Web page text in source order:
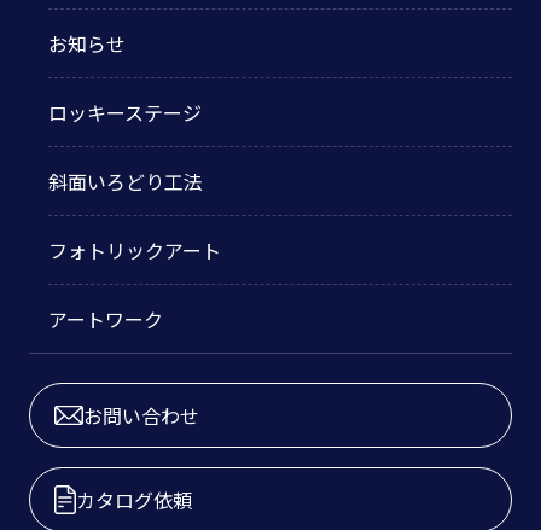
お知らせ
ロッキーステージ
斜面いろどり工法
フォトリックアート
アートワーク
お問い合わせ
カタログ依頼